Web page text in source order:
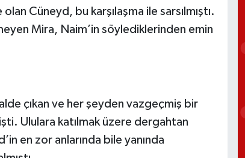
Cüneyd, bu karşılaşma ile sarsılmıştı.
Mira, Naim’in söylediklerinden emin
çıkan ve her şeyden vazgeçmiş bir
Ululara katılmak üzere dergahtan
en zor anlarında bile yanında